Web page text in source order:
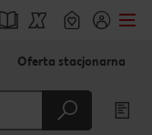
Oferta stacjonarna